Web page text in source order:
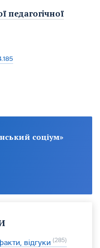
педагогічної
соціум»
відгуки 285